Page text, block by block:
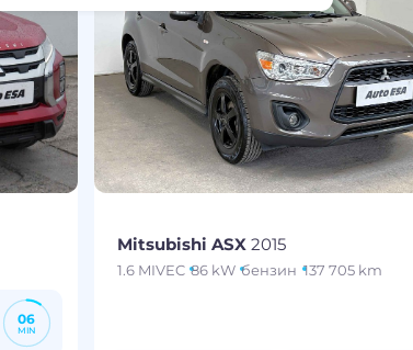
06
MIN
Mitsubishi ASX 2015
1.6 MIVEC 86 kW бензин 137 705 km